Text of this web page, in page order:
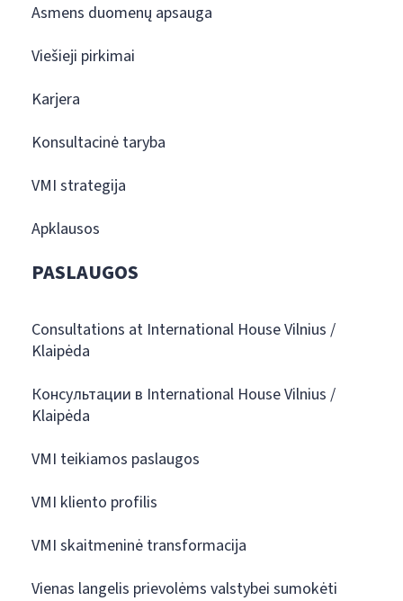
Asmens duomenų apsauga
Viešieji pirkimai
Karjera
Konsultacinė taryba
VMI strategija
Apklausos
PASLAUGOS
Consultations at International House Vilnius /
Klaipėda
Консультации в International House Vilnius /
Klaipėda
VMI teikiamos paslaugos
VMI kliento profilis
VMI skaitmeninė transformacija
Vienas langelis prievolėms valstybei sumokėti